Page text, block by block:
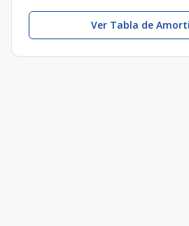
Ver Tabla de